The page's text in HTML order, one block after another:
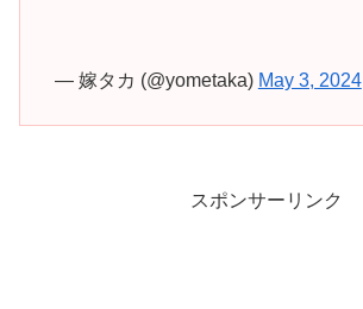
— 嫁タカ (@yometaka) May 3, 2024
スポンサーリンク